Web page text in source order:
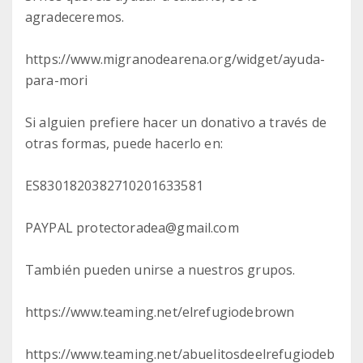
agradeceremos.
https://www.migranodearena.org/widget/ayuda-
para-mori
Si alguien prefiere hacer un donativo a través de
otras formas, puede hacerlo en:
ES8301820382710201633581
PAYPAL protectoradea@gmail.com
También pueden unirse a nuestros grupos.
https://www.teaming.net/elrefugiodebrown
https://www.teaming.net/abuelitosdeelrefugiodeb